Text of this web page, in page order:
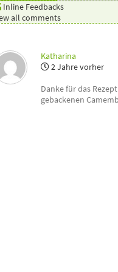
Inline Feedbacks
all comments
Katharina
2 Jahre vorher
Danke für das
gebackenen